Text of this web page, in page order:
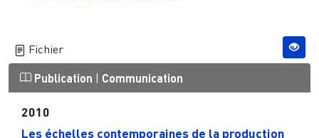
Fichier
Publication | Communication
2010
Les échelles contemporaines de la production